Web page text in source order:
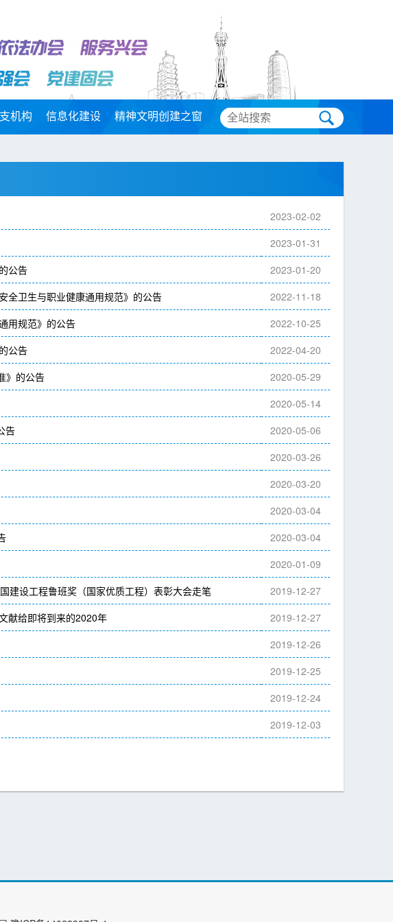
机构 信息化建设 精神文明创建之窗
2023-02-02
2023-01-31
公告
2023-01-20
全卫生与职业健康通用规范》的公告
2022-11-18
用规范》的公告
2022-10-25
公告
2022-04-20
》的公告
2020-05-29
2020-05-14
告
2020-05-06
2020-03-26
2020-03-20
2020-03-04
2020-03-04
2020-01-09
建设工程鲁班奖（国家优质工程）表彰大会走笔
2019-12-27
献给即将到来的2020年
2019-12-27
2019-12-26
2019-12-25
2019-12-24
2019-12-03